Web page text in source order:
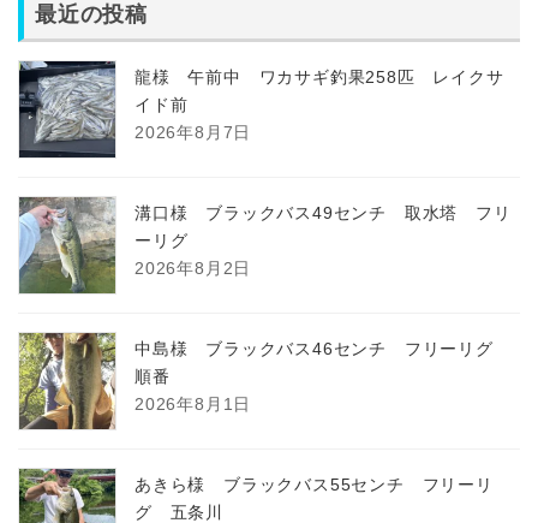
最近の投稿
龍様 午前中 ワカサギ釣果258匹 レイクサ
イド前
2026年8月7日
溝口様 ブラックバス49センチ 取水塔 フリ
ーリグ
2026年8月2日
中島様 ブラックバス46センチ フリーリグ
順番
2026年8月1日
あきら様 ブラックバス55センチ フリーリ
グ 五条川